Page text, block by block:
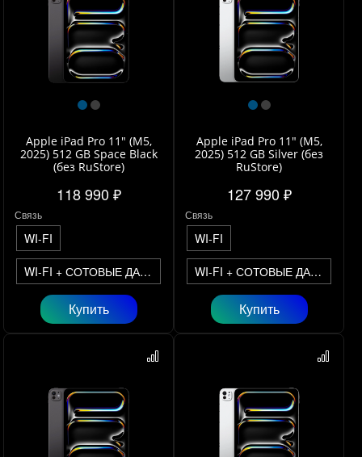
Apple iPad Pro 11" (M5,
2025) 512 GB Space Black
(без RuStore)
118 990 ₽
Связь
WI-FI
WI-FI + СОТОВЫЕ ДАННЫЕ
Купить
Apple iPad Pro 11" (M5,
2025) 512 GB Silver (без
RuStore)
127 990 ₽
Связь
WI-FI
WI-FI + СОТОВЫЕ ДАННЫЕ
Купить